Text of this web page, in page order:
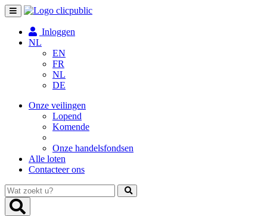
Toggle
navigation
Inloggen
NL
EN
FR
NL
DE
Onze veilingen
Lopend
Komende
Onze handelsfondsen
Alle loten
Contacteer ons
Wat
zoekt
u?